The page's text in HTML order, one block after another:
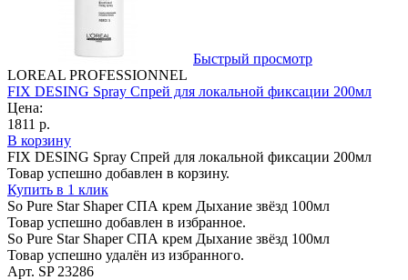
Быстрый просмотр
LOREAL PROFESSIONNEL
FIX DESING Spray Спрей для локальной фиксации 200мл
Цена:
1811 р.
В корзину
FIX DESING Spray Спрей для локальной фиксации 200мл
Товар успешно добавлен в корзину.
Купить в 1 клик
So Pure Star Shaper СПА крем Дыхание звёзд 100мл
Товар успешно добавлен в избранное.
So Pure Star Shaper СПА крем Дыхание звёзд 100мл
Товар успешно удалён из избранного.
Арт. SP 23286